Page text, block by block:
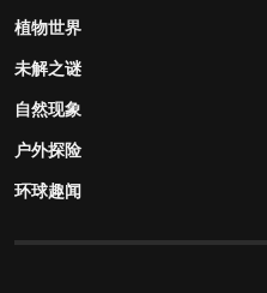
植物世界
未解之谜
自然现象
户外探险
环球趣闻